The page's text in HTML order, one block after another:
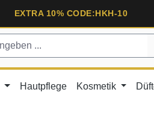
EXTRA 10% CODE:HKH-10
Hautpflege Kosmetik